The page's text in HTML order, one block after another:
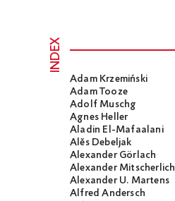
INDEX
Adam Krzemiński
Adam Tooze
Adolf Muschg
Agnes Heller
Aladin El-Mafaalani
Alĕs Debeljak
Alexander Görlach
Alexander Mitscherlich
Alexander U. Martens
Alfred Andersch